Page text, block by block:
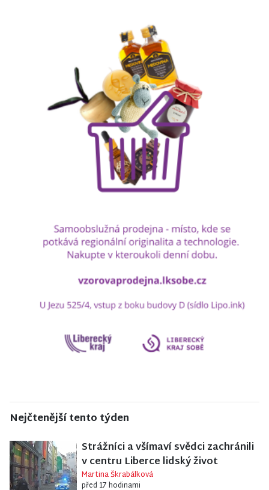
Nejčtenější tento týden
Strážníci a všímaví svědci zachránili
v centru Liberce lidský život
Martina Škrabálková
před 17 hodinami